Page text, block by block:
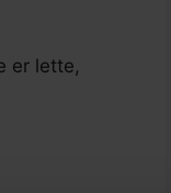
er lette,